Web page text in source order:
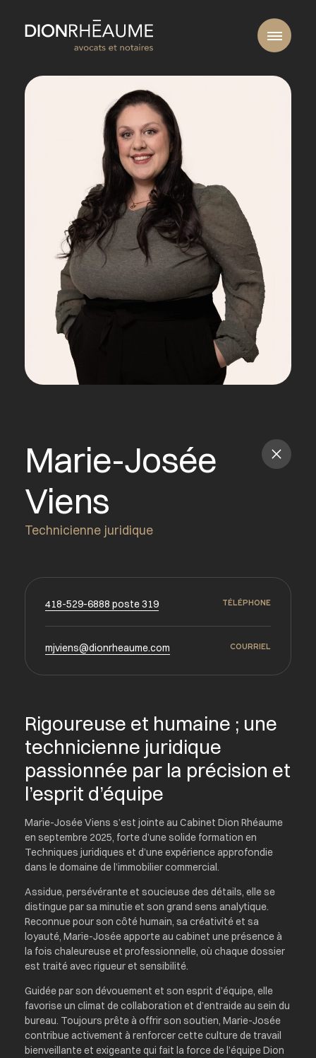
Marie-Josée
Viens
Technicienne juridique
418-529-6888 poste 319 TÉLÉPHONE
mjviens@dionrheaume.com COURRIEL
Rigoureuse et humaine ; une
technicienne juridique
passionnée par la précision et
l’esprit d’équipe
Marie-Josée Viens s’est jointe au Cabinet Dion Rhéaume
en septembre 2025, forte d’une solide formation en
Techniques juridiques et d’une expérience approfondie
dans le domaine de l’immobilier commercial.
Assidue, persévérante et soucieuse des détails, elle se
distingue par sa minutie et son grand sens analytique.
Reconnue pour son côté humain, sa créativité et sa
loyauté, Marie-Josée apporte au cabinet une présence à
la fois chaleureuse et professionnelle, où chaque dossier
est traité avec rigueur et sensibilité.
Guidée par son dévouement et son esprit d’équipe, elle
favorise un climat de collaboration et d’entraide au sein du
bureau. Toujours prête à offrir son soutien, Marie-Josée
contribue activement à renforcer cette culture de travail
bienveillante et exigeante qui fait la force de l’équipe Dion